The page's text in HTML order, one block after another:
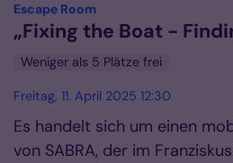
Escape Room:
„Fixing the Boat -
Weniger als 5 Plätze frei
Freitag, 11. April 2025 12:30
Es handelt sich um einen
von SABRA, der im